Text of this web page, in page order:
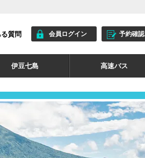
質問 会員ログイン 予約確認
伊豆七島 高速バス